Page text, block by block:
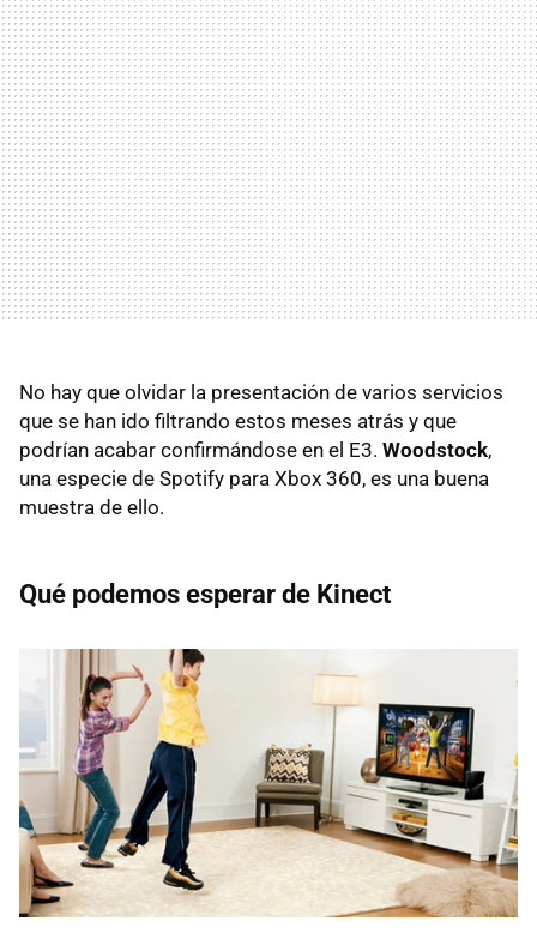
No hay que olvidar la presentación de varios servicios
que se han ido filtrando estos meses atrás y que
podrían acabar confirmándose en el E3. Woodstock,
una especie de Spotify para Xbox 360, es una buena
muestra de ello.
Qué podemos esperar de Kinect